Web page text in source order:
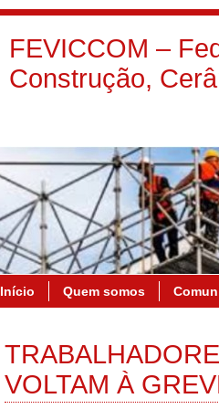
FEVICCOM –
Construção,
Início Quem somos
VOLTAM À